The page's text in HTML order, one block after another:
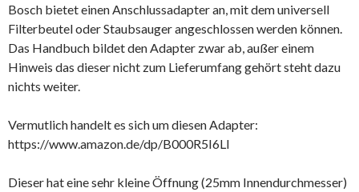
Bosch bietet einen Anschlussadapter an, mit dem universell
Filterbeutel oder Staubsauger angeschlossen werden können.
Das Handbuch bildet den Adapter zwar ab, außer einem
Hinweis das dieser nicht zum Lieferumfang gehört steht dazu
nichts weiter.
Vermutlich handelt es sich um diesen Adapter:
https://www.amazon.de/dp/B000R5I6LI
Dieser hat eine sehr kleine Öffnung (25mm Innendurchmesser)